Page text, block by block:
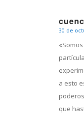
Dice:
30 de
a esto
que